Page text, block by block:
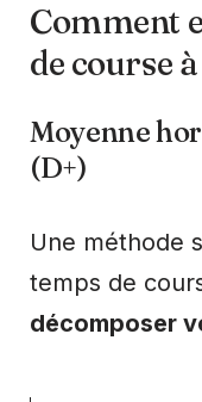
Comment
de course
Moyenne
(D+)
Une méthode
temps de
décomposer